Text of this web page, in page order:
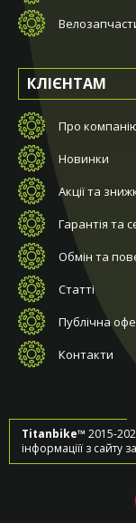
КЛІЄНТАМ
Про
Новинки
Акції та
Гарантія та
Обмін та
Статті
Публічна
Контакти
Titanbike™ 2015-
інформаціїї з сайту